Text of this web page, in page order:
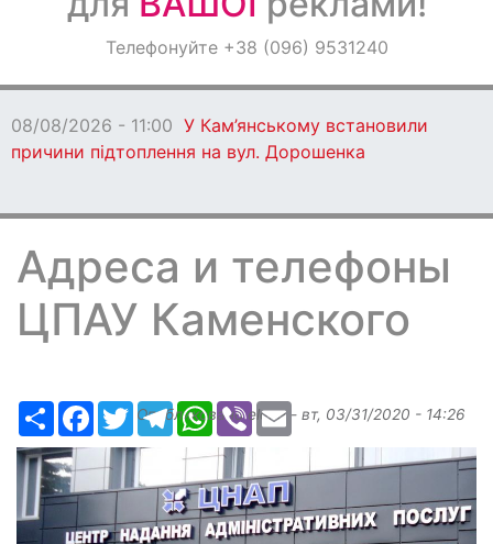
ОголошенняТелефонуйте +38 (096) 9531240
08/08/2026 - 11:00 У Кам’янському встановили
причини підтоплення на вул. Дорошенка
Адреса и телефоны
ЦПАУ Каменского
РесурсFacebook
TwitterTelegramWhatsApp
ViberEmail
Опубликованоelena - вт, 03/31/2020 - 14:26